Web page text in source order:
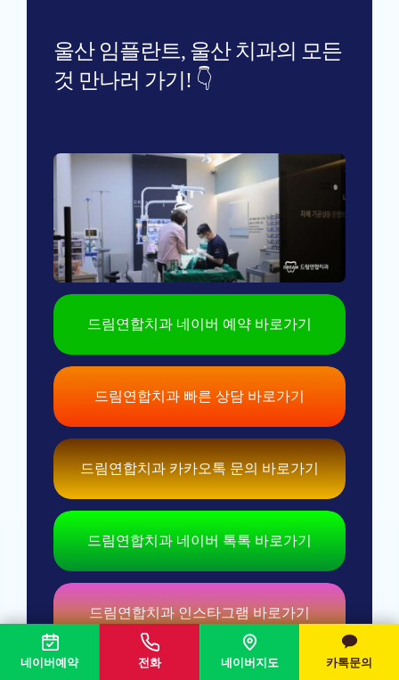
울산 임플란트, 울산 치과의 모든
것 만나러 가기! 👇
드림연합치과 네이버 예약 바로가기
드림연합치과 빠른 상담 바로가기
드림연합치과 카카오톡 문의 바로가기
드림연합치과 네이버 톡톡 바로가기
드림연합치과 인스타그램 바로가기
네이버예약 전화 네이버지도 카톡문의